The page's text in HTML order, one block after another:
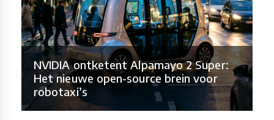
NVIDIA ontketent Alpamayo 2 Super:
Het nieuwe open-source brein voor
robotaxi’s